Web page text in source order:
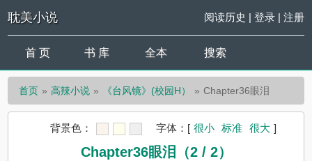
耽美小说 阅读历史 | 登录| 注册
首 页 书 库 全本 搜索
首页 高辣小说 《台风镜》(校园H） Chapter36眼泪
背景色： 字体： [ 很小 标准 很大 ]
Chapter36眼泪（2 / 2）